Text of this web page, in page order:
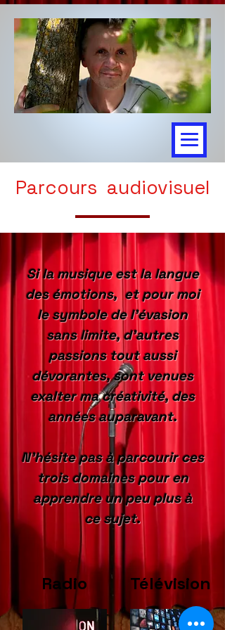
Parcours audiovisuel
Si la musique est la langue
des émotions, et pour moi
le symbole de l’évasion
sans limite, d'autres
passions tout aussi
dévorantes, sont venues
exalter ma créativité, des
années auparavant.
N'hésite pas à parcourir ces
trois domaines pour en
apprendre un peu plus à
cesujet.
Radio Télévision